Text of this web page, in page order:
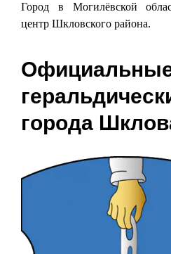
Город в Могилёвской
центр Шкловского района.
города